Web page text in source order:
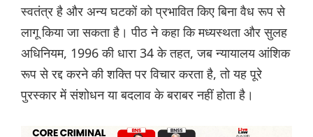
स्वतंत्र है और अन्य घटकों को प्रभावित किए बिना वैध रूप से
लागू किया जा सकता है। पीठ ने कहा कि मध्यस्थता और सुलह
अधिनियम, 1996 की धारा 34 के तहत, जब न्यायालय आंशिक
रूप से रद्द करने की शक्ति पर विचार करता है, तो यह पूरे
पुरस्कार में संशोधन या बदलाव के बराबर नहीं होता है।